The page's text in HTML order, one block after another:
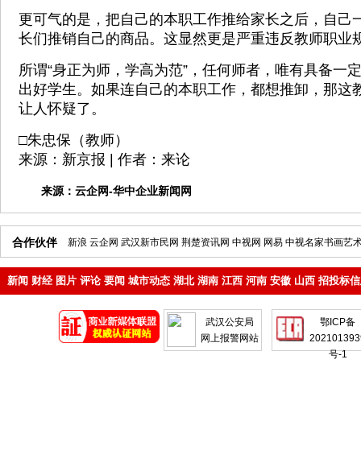
更可气的是，把自己的本职工作推给家长之后，自己
长们推销自己的商品。这显然更是严重违反教师职业
所谓“身正为师，学高为范”，任何师者，唯有具备一
出好学生。如果连自己的本职工作，都想推卸，那这
让人怀疑了。
□朱忠保（教师）
来源：新京报 | 作者：来论
来源： 云企网-华中企业新闻网
合作伙伴 新浪 云企网 武汉新市民网 荆楚资讯网 中视网 网易 中视名家书画艺
新闻 财经 图片 评论 要闻 城市动态 湖北 湖南 江西 河南 安徽 山西 招投标
武汉公安局
网上报警网站
鄂ICP备
号-1